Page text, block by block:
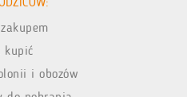
kupić
i obozów